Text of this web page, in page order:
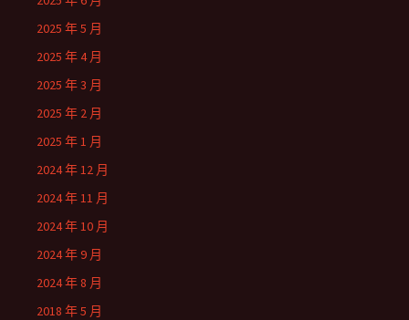
2025 年 5 月
2025 年 4 月
2025 年 3 月
2025 年 2 月
2025 年 1 月
2024 年 12 月
2024 年 11 月
2024 年 10 月
2024 年 9 月
2024 年 8 月
2018 年 5 月